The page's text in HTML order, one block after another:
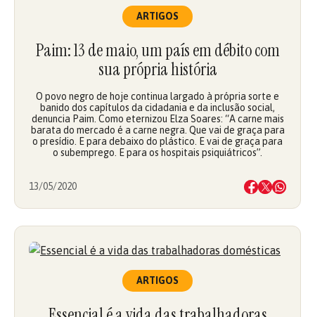
ARTIGOS
Paim: 13 de maio, um país em débito com
sua própria história
O povo negro de hoje continua largado à própria sorte e
banido dos capítulos da cidadania e da inclusão social,
denuncia Paim. Como eternizou Elza Soares: “A carne mais
barata do mercado é a carne negra. Que vai de graça para
o presídio. E para debaixo do plástico. E vai de graça para
o subemprego. E para os hospitais psiquiátricos”.
13/05/2020
ARTIGOS